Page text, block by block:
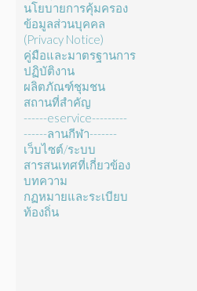
นโยบายการคุ้มครอง
ข้อมูลส่วนบุคคล
(Privacy Notice)
คู่มือและมาตรฐานการ
ปฏิบัติงาน
ผลิตภัณฑ์ชุมชน
สถานที่สำคัญ
------eservice---------
------ลานกีฬา-------
เว็บไซต์/ระบบ
สารสนเทศที่เกี่ยวข้อง
บทความ
กฏหมายและระเบียบ
ท้องถิ่น